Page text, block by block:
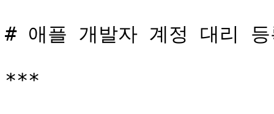
# 애플 개발자 계정 대리 등
***